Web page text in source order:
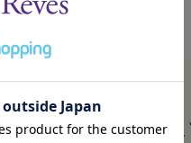
な商品も見てい